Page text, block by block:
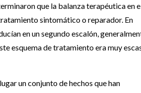
que la balanza terapéutica en
sintomático o reparador. En
en un segundo escalón,
esquema de tratamiento era muy
un conjunto de hechos que han